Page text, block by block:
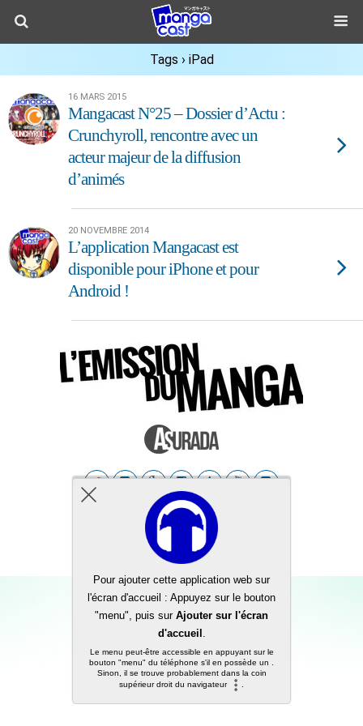
Tags › iPad
16 MARS 2015
Mangacast N°25 – Dossier d’Actu :
Crunchyroll, rencontre avec un
acteur majeur de la diffusion
d’animés
20 NOVEMBRE 2014
L’application Mangacast est
disponible pour iPhone et pour
Android !
Back to top